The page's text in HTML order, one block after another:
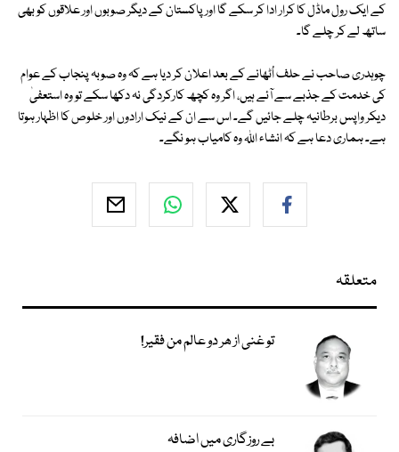
کے ایک رول ماڈل کا کرار ادا کر سکے گا اور پاکستان کے دیگر صوبوں اور علاقوں کو بھی
ساتھ لے کر چلے گا۔
چوہدری صاحب نے حلف اُٹھانے کے بعد اعلان کر دیا ہے کہ وہ صوبہ پنجاب کے عوام
کی خدمت کے جذبے سے آئے ہیں، اگر وہ کچھ کارکردگی نہ دکھا سکے تو وہ استعفیٰ
دیکر واپس برطانیہ چلے جائیں گے۔ اس سے ان کے نیک ارادوں اور خلوص کا اظہار ہوتا
ہے۔ ہماری دعا ہے کہ انشاء اﷲ وہ کامیاب ہو نگے۔
متعلقہ
تو غنی از ھر دو عالم من فقیر!
بے روزگاری میں اضافہ